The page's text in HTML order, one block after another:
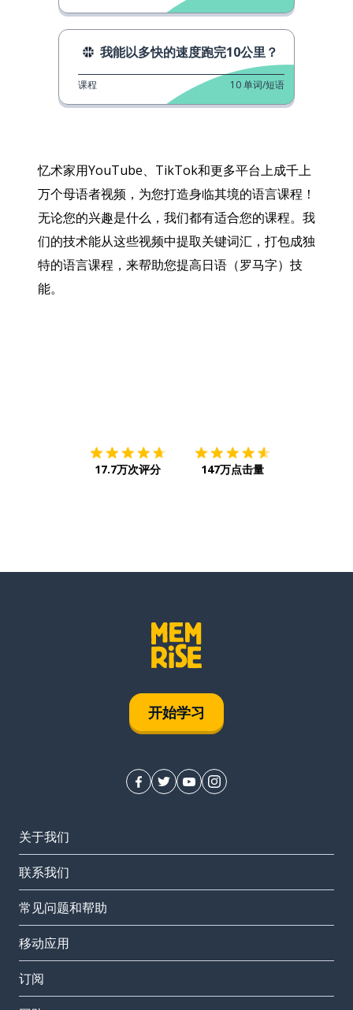
忆术家用YouTube、TikTok和更多平台上成千上
万个母语者视频，为您打造身临其境的语言课程！
无论您的兴趣是什么，我们都有适合您的课程。我
们的技术能从这些视频中提取关键词汇，打包成独
特的语言课程，来帮助您提高日语（罗马字）技
能。
我能以多快的速度跑完10公里？
课程 10单词/短语
17.7万次评分 147万点击量
开始学习
关于我们
联系我们
常见问题和帮助
移动应用
订阅